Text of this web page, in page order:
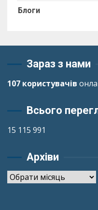
Блоги
Зараз з нами
107 користувачів
Всього
15 115 991
Архіви
Архіви